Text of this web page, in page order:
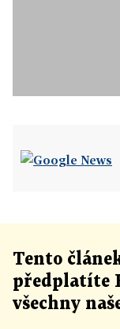
Tento
předplatíte
všechny